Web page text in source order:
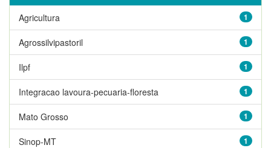
1
Agricultura
1
Agrossilvipastoril
1
Ilpf
1
Integracao lavoura-pecuaria-floresta
1
Mato Grosso
1
Sinop-MT